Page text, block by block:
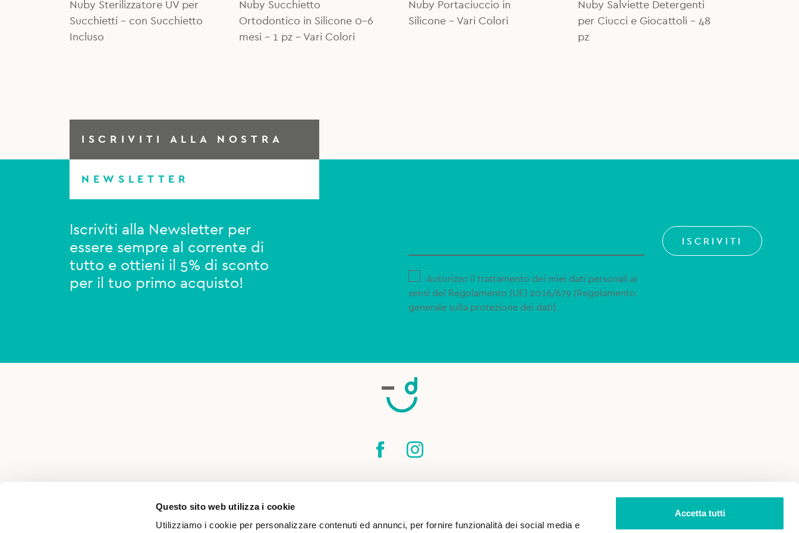
Questo sito web utilizza i cookie
Utilizziamo i cookie per personalizzare contenuti ed annunci, per fornire funzionalità dei social media e
Accetta tutti
Nuby Sterilizzatore UV per
Succhietti - con Succhietto
Incluso
5,50€.
4,80€.
Nuby Succhietto
Ortodontico in Silicone 0-6
mesi - 1 pz - Vari Colori
16,99€.
14,00€.
Nuby Portaciuccio in
Silicone - Vari Colori
6,99€.
5,00€.
Nuby Salviette Detergenti
per Ciucci e Giocattoli - 48
pz
ISCRIVITI ALLA NOSTRA
NEWSLETTER
Iscriviti alla Newsletter per
essere sempre al corrente di
tutto e ottieni il 5% di sconto
per il tuo primo acquisto!
Autorizzo il trattamento dei miei dati personali ai
sensi del Regolamento (UE) 2016/679 (Regolamento
generale sulla protezione dei dati).
ISCRIVITI